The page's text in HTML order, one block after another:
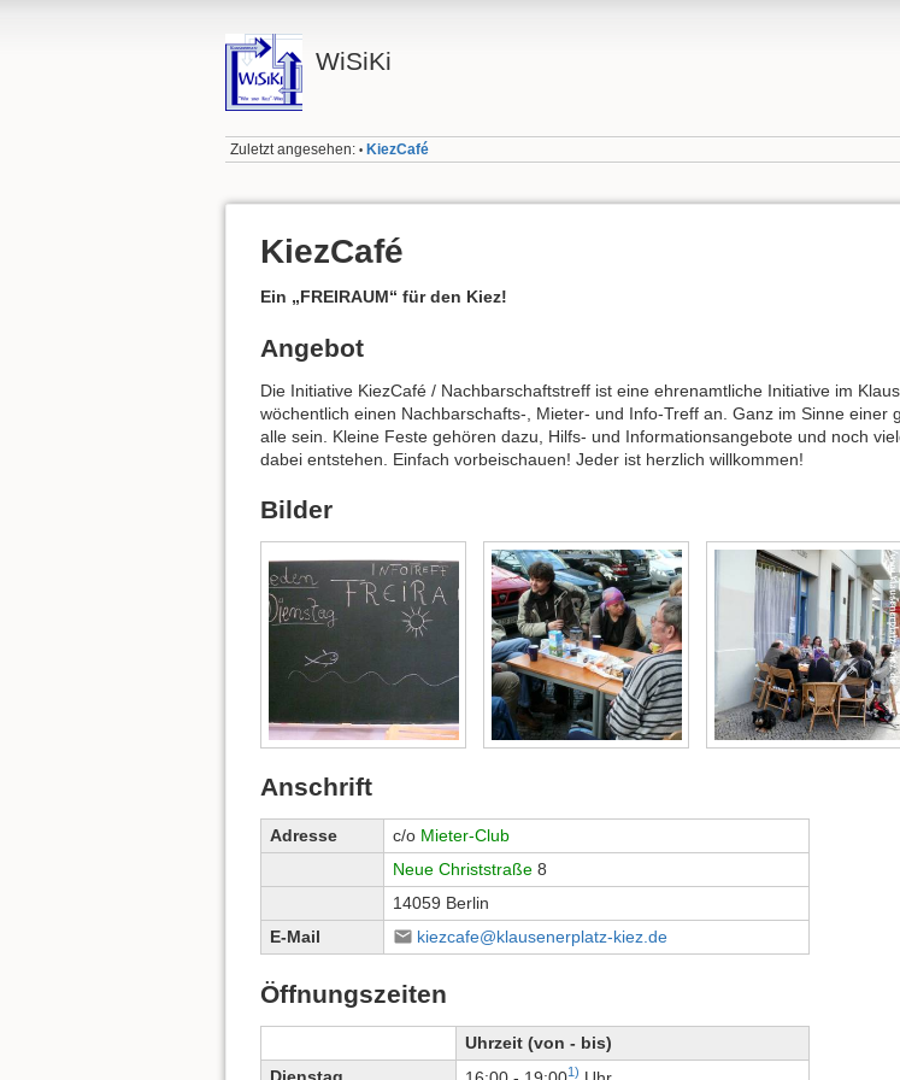
WiSiKi
Zuletzt angesehen: • KiezCafé
KiezCafé
Ein „FREIRAUM“ für den Kiez!
Angebot
Die Initiative KiezCafé / Nachbarschaftstreff ist eine ehrenamtliche Initiative im
wöchentlich einen Nachbarschafts-, Mieter- und Info-Treff an. Ganz im Sinne
alle sein. Kleine Feste gehören dazu, Hilfs- und Informationsangebote und noch
dabei entstehen. Einfach vorbeischauen! Jeder ist herzlich willkommen!
Bilder
Anschrift
Adresse c/o Mieter-Club
Neue Christstraße 8
14059 Berlin
E-Mail
kiezcafe@klausenerplatz-kiez.de
Öffnungszeiten
Uhrzeit (von - bis)
Dienstag
1)